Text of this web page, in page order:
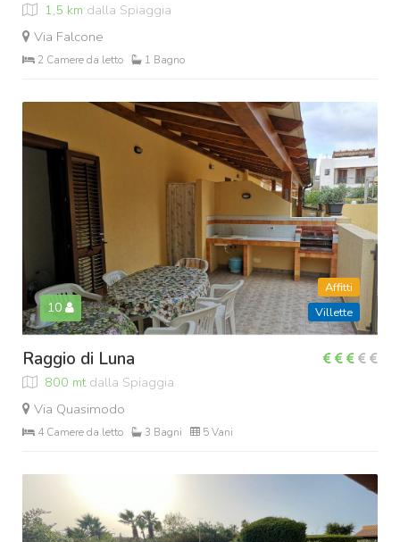
1,5 km dalla Spiaggia
Via Falcone
2 Camere da letto 1 Bagno
10
Affitti
Villette
Raggio di Luna
800 mtdalla Spiaggia
Via Quasimodo
4 Camere da letto 3 Bagni 5 Vani